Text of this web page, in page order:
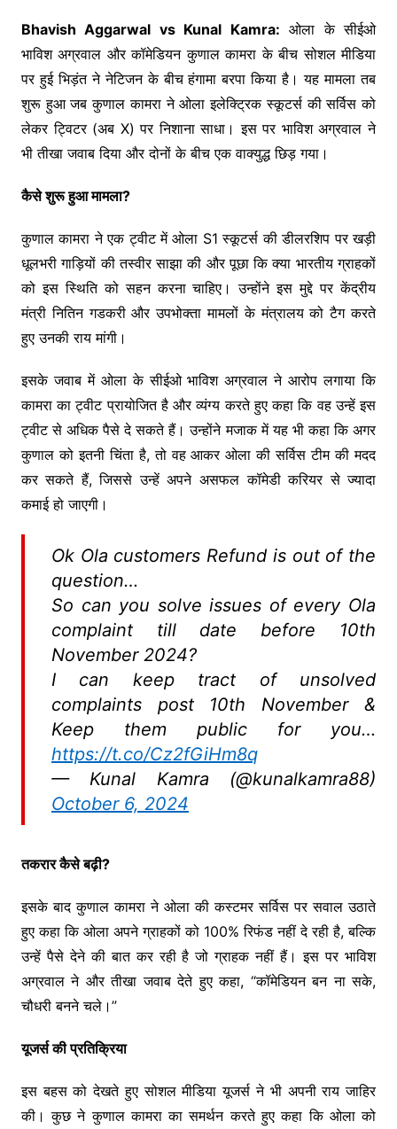
o
o
k
p
p
n
k
m
Bhavish Aggarwal vs Kunal Kamra: ओला के सीईओ
भाविश अग्रवाल और कॉमेडियन कुणाल कामरा के बीच सोशल मीडिया
पर हुई भिड़ंत ने नेटिजन के बीच हंगामा बरपा किया है। यह मामला तब
शुरू हुआ जब कुणाल कामरा ने ओला इलेक्ट्रिक स्कूटर्स की सर्विस को
लेकर ट्विटर (अब X) पर निशाना साधा। इस पर भाविश अग्रवाल ने
भी तीखा जवाब दिया और दोनों के बीच एक वाक्युद्ध छिड़ गया।
कैसे शुरू हुआ मामला?
कुणाल कामरा ने एक ट्वीट में ओला S1 स्कूटर्स की डीलरशिप पर खड़ी
धूलभरी गाड़ियों की तस्वीर साझा की और पूछा कि क्या भारतीय ग्राहकों
को इस स्थिति को सहन करना चाहिए। उन्होंने इस मुद्दे पर केंद्रीय
मंत्री नितिन गडकरी और उपभोक्ता मामलों के मंत्रालय को टैग करते
हुए उनकी राय मांगी।
इसके जवाब में ओला के सीईओ भाविश अग्रवाल ने आरोप लगाया कि
कामरा का ट्वीट प्रायोजित है और व्यंग्य करते हुए कहा कि वह उन्हें इस
ट्वीट से अधिक पैसे दे सकते हैं। उन्होंने मजाक में यह भी कहा कि अगर
कुणाल को इतनी चिंता है, तो वह आकर ओला की सर्विस टीम की मदद
कर सकते हैं, जिससे उन्हें अपने असफल कॉमेडी करियर से ज्यादा
कमाई हो जाएगी।
Ok Ola customers Refund is out of the
question…
So can you solve issues of every Ola
complaint till date before 10th
November 2024?
I can keep tract of unsolved
complaints post 10th November &
Keep them public for you…
https://t.co/Cz2fGiHm8q
— Kunal Kamra (@kunalkamra88)
October 6, 2024
तकरार कैसे बढ़ी?
इसके बाद कुणाल कामरा ने ओला की कस्टमर सर्विस पर सवाल उठाते
हुए कहा कि ओला अपने ग्राहकों को 100% रिफंड नहीं दे रही है, बल्कि
उन्हें पैसे देने की बात कर रही है जो ग्राहक नहीं हैं। इस पर भाविश
अग्रवाल ने और तीखा जवाब देते हुए कहा, “कॉमेडियन बन ना सके,
चौधरी बनने चले।”
यूजर्स की प्रतिक्रिया
इस बहस को देखते हुए सोशल मीडिया यूजर्स ने भी अपनी राय जाहिर
की। कुछ ने कुणाल कामरा का समर्थन करते हुए कहा कि ओला को